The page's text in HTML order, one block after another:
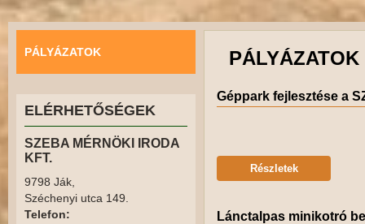
PÁLYÁZATOK
ELÉRHETŐSÉGEK
SZEBA MÉRNÖKI IRODA
KFT.
9798 Ják,
Széchenyi utca 149.
Telefon:
PÁLYÁZATOK
Géppark fejlesztése a
Részletek
Lánctalpas minikotró